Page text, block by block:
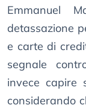
Emmanuel
detassazione
e carte di
segnale
invece capire
considerando